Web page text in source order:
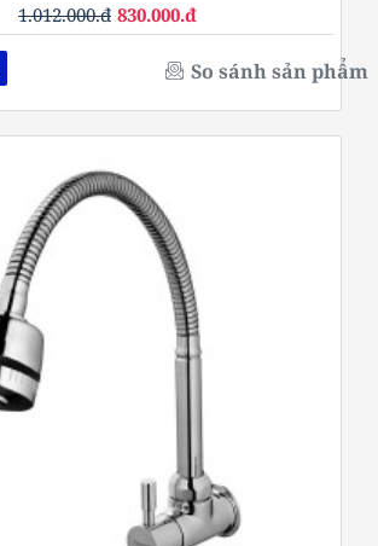
830.000.đ
1.012.000.đ
So sánh sản phẩm